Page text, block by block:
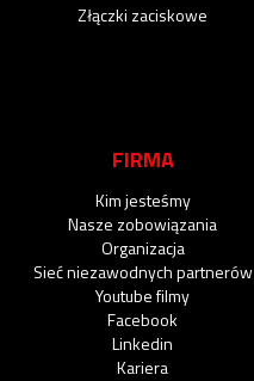
Złączki zaciskowe
FIRMA
Kim jesteśmy
Nasze zobowiązania
Organizacja
Sieć niezawodnych partnerów
Youtube filmy
Facebook
Linkedin
Kariera